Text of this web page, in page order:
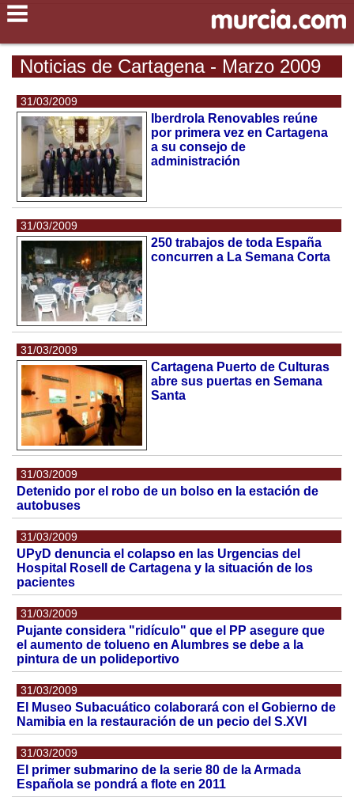
Noticias de Cartagena - Marzo 2009
31/03/2009
Iberdrola Renovables reúne
por primera vez en Cartagena
a su consejo de
administración
31/03/2009
250 trabajos de toda España
concurren a La Semana Corta
31/03/2009
Cartagena Puerto de Culturas
abre sus puertas en Semana
Santa
31/03/2009
Detenido por el robo de un bolso en la estación de
autobuses
31/03/2009
UPyD denuncia el colapso en las Urgencias del
Hospital Rosell de Cartagena y la situación de los
pacientes
31/03/2009
Pujante considera "ridículo" que el PP asegure que
el aumento de tolueno en Alumbres se debe a la
pintura de un polideportivo
31/03/2009
El Museo Subacuático colaborará con el Gobierno de
Namibia en la restauración de un pecio del S.XVI
31/03/2009
El primer submarino de la serie 80 de la Armada
Española se pondrá a flote en 2011